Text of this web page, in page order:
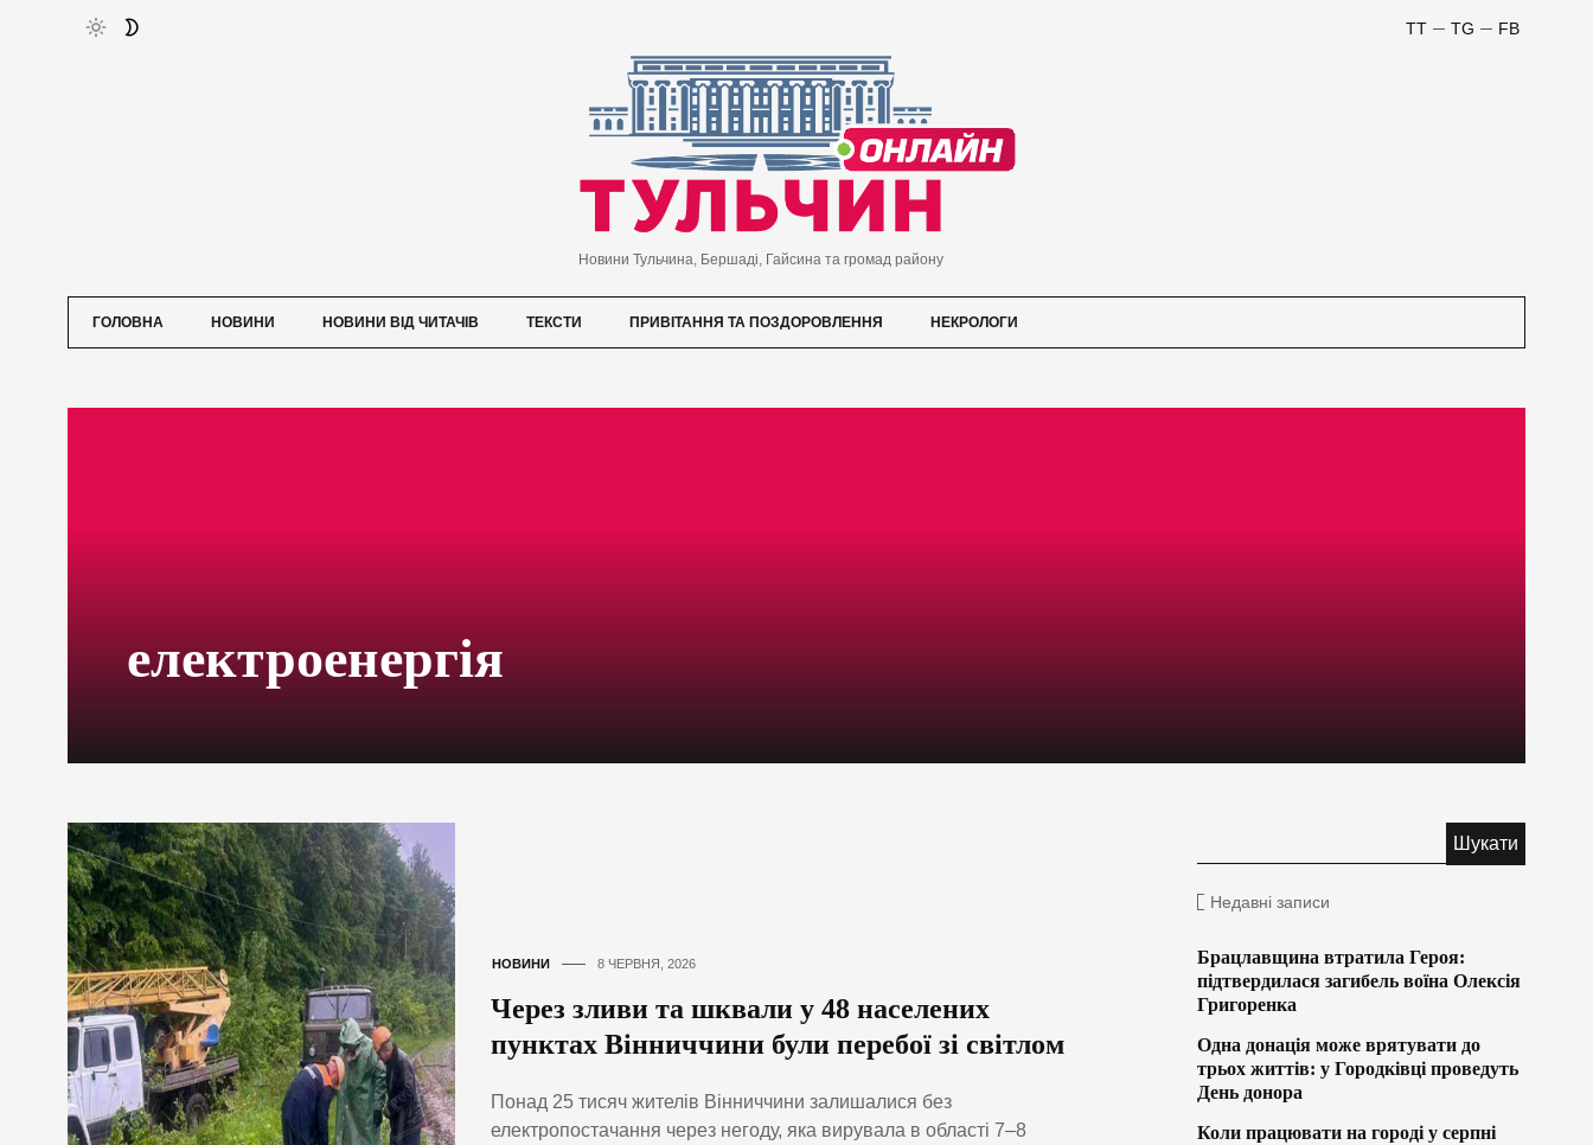
FB
TG
TT
Новини Тульчина, Бершаді, Гайсина та громад району
ГОЛОВНА НОВИНИ НОВИНИ ВІД ЧИТАЧІВ ТЕКСТИ ПРИВІТАННЯ ТА ПОЗДОРОВЛЕННЯ НЕКРОЛОГИ
електроенергія
НОВИНИ 8 ЧЕРВНЯ, 2026
Через зливи та шквали у 48 населених
пунктах Вінниччини були перебої зі світлом
Понад 25 тисяч жителів Вінниччини залишалися без
електропостачання через негоду, яка вирувала в області 7–8
Недавні записи
Брацлавщина втратила Героя:
підтвердилася загибель воїна Олексія
Григоренка
Одна донація може врятувати до
трьох життів: у Городківці проведуть
День донора
Коли працювати на городі у серпні